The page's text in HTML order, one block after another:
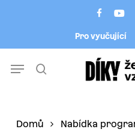
facebook
Pro vyučující
Menu
Domů Nabídka